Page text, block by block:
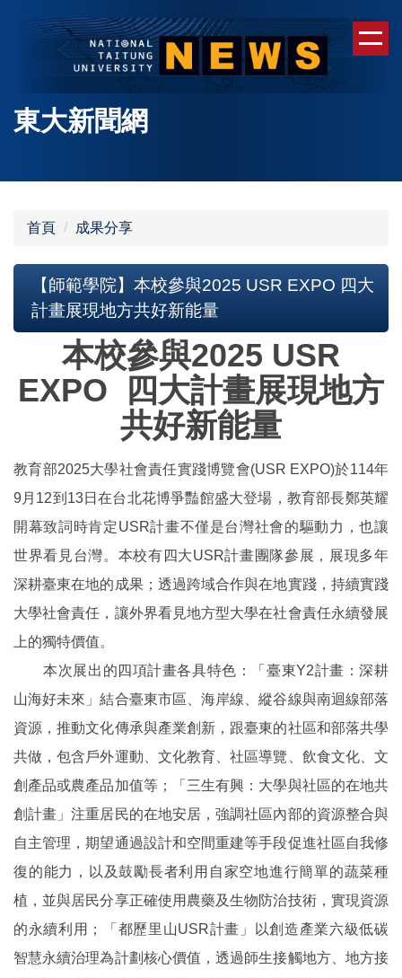
容
東大新聞網
首頁 成果分享
【師範學院】本校參與2025 USR EXPO 四大
計畫展現地方共好新能量
本校參與2025 USR
EXPO 四大計畫展現地方
共好新能量
教育部2025大學社會責任實踐博覽會(USR EXPO)於114年
9月12到13日在台北花博爭豔館盛大登場，教育部長鄭英耀
開幕致詞時肯定USR計畫不僅是台灣社會的驅動力，也讓
世界看見台灣。本校有四大USR計畫團隊參展，展現多年
深耕臺東在地的成果；透過跨域合作與在地實踐，持續實踐
大學社會責任，讓外界看見地方型大學在社會責任永續發展
上的獨特價值。
本次展出的四項計畫各具特色：「臺東Y2計畫：深耕
山海好未來」結合臺東市區、海岸線、縱谷線與南迴線部落
資源，推動文化傳承與產業創新，跟臺東的社區和部落共學
共做，包含戶外運動、文化教育、社區導覽、飲食文化、文
創產品或農產品加值等；「三生有興：大學與社區的在地共
創計畫」注重居民的在地安居，強調社區內部的資源整合與
自主管理，期望通過設計和空間重建等手段促進社區自我修
復的能力，以及鼓勵長者利用自家空地進行簡單的蔬菜種
植，並與居民分享正確使用農藥及生物防治技術，實現資源
的永續利用；「都歷里山USR計畫」以創造產業六級低碳
智慧永續治理為計劃核心價值，透過師生接觸地方、地方接